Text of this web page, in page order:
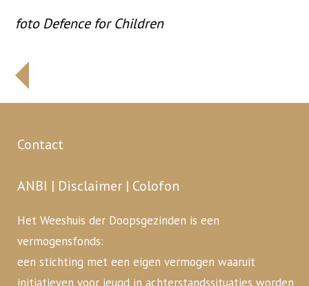
foto Defence for Children
Contact
ANBI | Disclaimer | Colofon
Het Weeshuis der Doopsgezinden is een
vermogensfonds:
een stichting met een eigen vermogen waaruit
initiatieven voor jeugd in achterstandssituaties worden